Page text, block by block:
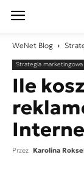
WeNet Blog
Strategia marketingowa
Ile
Przez Karolina